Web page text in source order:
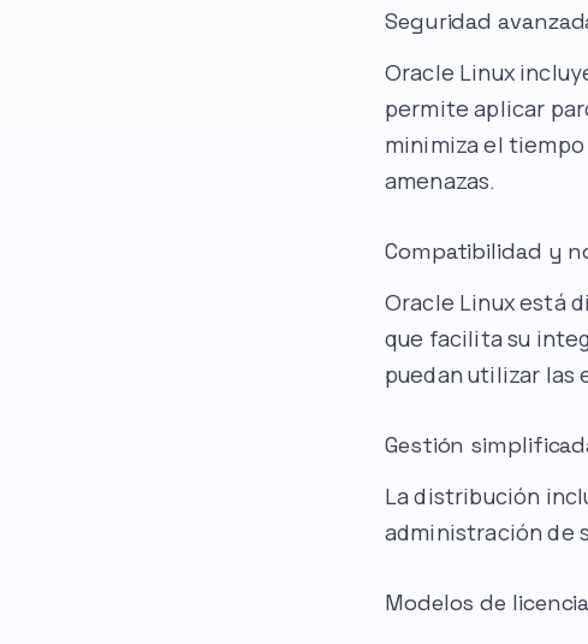
Seguridad
Oracle Linux
permite aplicar
minimiza el
amenazas.
Compatibilidad y
Oracle Linux está
que facilita su
puedan utilizar las
Gestión
La distribución
administración de
Modelos de